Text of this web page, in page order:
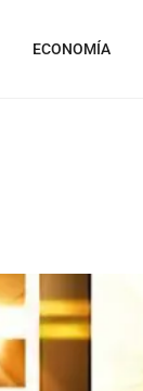
ECONOMÍA